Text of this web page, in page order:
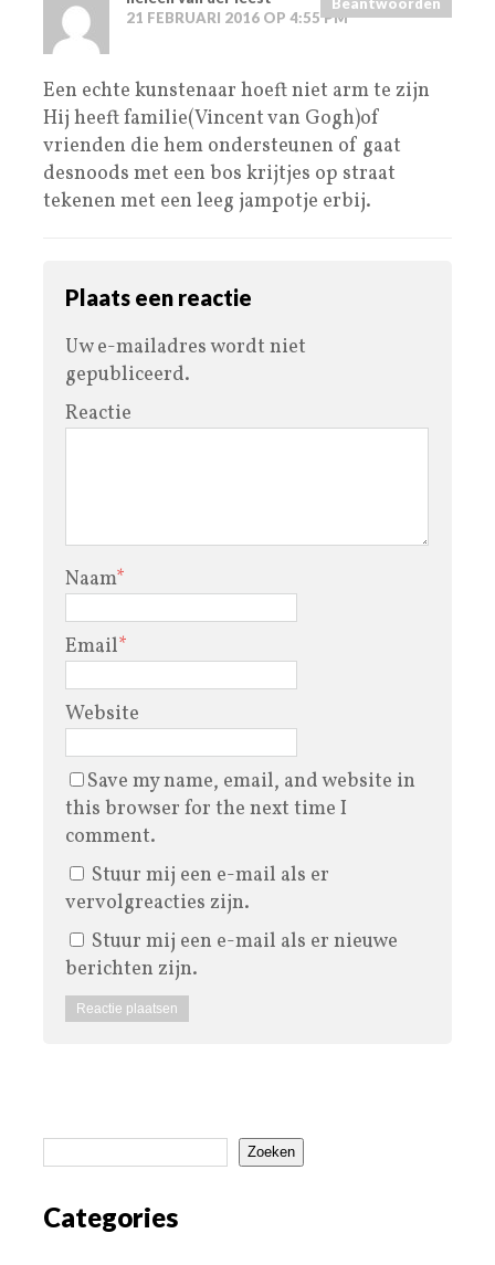
21 FEBRUARI 2016 OP 4:55 PM
Een echte kunstenaar hoeft niet arm te zijn
Hij heeft familie(Vincent van Gogh)of
vrienden die hem ondersteunen of gaat
desnoods met een bos krijtjes op straat
tekenen met een leeg jampotje erbij.
Plaats een reactie
Uw e-mailadres wordt niet
gepubliceerd.
Reactie
Naam*
Email*
Website
Save my name, email, and website in
this browser for the next time I
comment.
Stuur mij een e-mail als er
vervolgreacties zijn.
Stuur mij een e-mail als er nieuwe
berichten zijn.
Zoeken
Categories